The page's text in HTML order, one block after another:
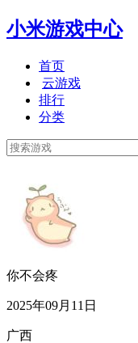
小米游戏中心
首页
云游戏
排行
分类
你不会疼
2025年09月11日
广西